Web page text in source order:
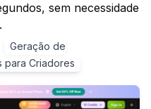
sem necessidade
Geração de
para Criadores